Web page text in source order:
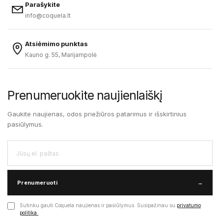
Parašykite
info@coquela.lt
Atsiėmimo punktas
Kauno g. 55, Marijampolė
Prenumeruokite naujienlaiškį
Gaukite naujienas, odos priežiūros patarimus ir išskirtinius
pasiūlymus.
Prenumeruoti →
Sutinku gauti Coquela naujienas ir pasiūlymus. Susipažinau su privatumo
politika